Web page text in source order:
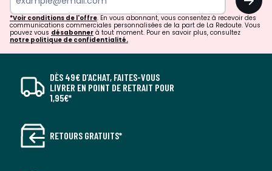
*Voir conditions de l'offre. En vous abonnant, vous consentez à recevoir des
communications commerciales personnalisées de la part de La Redoute. Vous
pouvez vous désabonner à tout moment. Pour en savoir plus, consultez
notre politique de confidentialité.
DÈS 49€ D’ACHAT, FAITES-VOUS
LIVRER EN POINT DE RETRAIT POUR
1,95€*
RETOURS GRATUITS*